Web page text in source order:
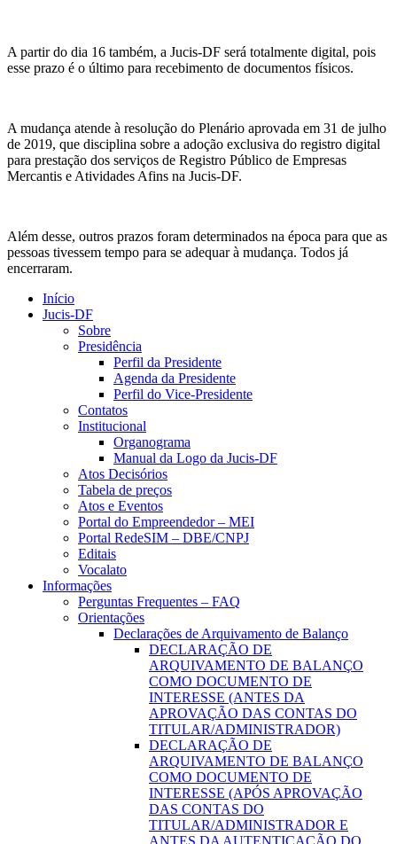
A partir do dia 16 também, a Jucis-DF será totalmente digital, pois
esse prazo é o último para recebimento de documentos físicos.
A mudança atende à resolução do Plenário aprovada em 31 de julho
de 2019, que disciplina sobre a adoção exclusiva do registro digital
para prestação dos serviços de Registro Público de Empresas
Mercantis e Atividades Afins na Jucis-DF.
Além desse, outros prazos foram determinados na época para que as
pessoas tivessem tempo para se adequar à mudança. Todos já
encerraram.
Início
Jucis-DF
Sobre
Presidência
Perfil da Presidente
Agenda da Presidente
Perfil do Vice-Presidente
Contatos
Institucional
Organograma
Manual da Logo da Jucis-DF
Atos Decisórios
Tabela de preços
Atos e Eventos
Portal do Empreendedor – MEI
Portal RedeSIM – DBE/CNPJ
Editais
Vocalato
Informações
Perguntas Frequentes – FAQ
Orientações
Declarações de Arquivamento de Balanço
DECLARAÇÃO DE
ARQUIVAMENTO DE BALANÇO
COMO DOCUMENTO DE
INTERESSE (ANTES DA
APROVAÇÃO DAS CONTAS DO
TITULAR/ADMINISTRADOR)
DECLARAÇÃO DE
ARQUIVAMENTO DE BALANÇO
COMO DOCUMENTO DE
INTERESSE (APÓS APROVAÇÃO
DAS CONTAS DO
TITULAR/ADMINISTRADOR E
ANTES DA AUTENTICAÇÃO DO